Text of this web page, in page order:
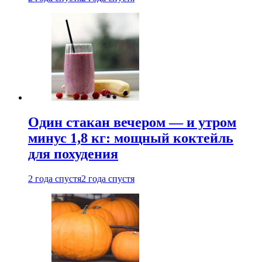
Один стакан вечером — и утром
минус 1,8 кг: мощный коктейль
для похудения
2 года спустя2 года спустя